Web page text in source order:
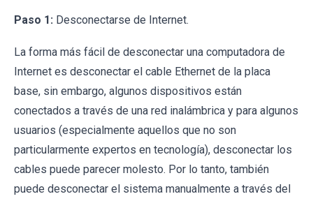
Paso 1: Desconectarse de Internet.
La forma más fácil de desconectar una computadora de
Internet es desconectar el cable Ethernet de la placa
base, sin embargo, algunos dispositivos están
conectados a través de una red inalámbrica y para algunos
usuarios (especialmente aquellos que no son
particularmente expertos en tecnología), desconectar los
cables puede parecer molesto. Por lo tanto, también
puede desconectar el sistema manualmente a través del